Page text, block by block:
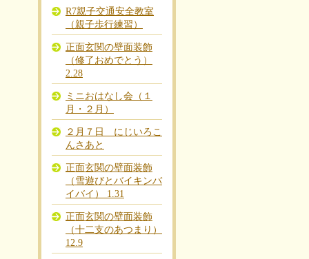
R7親子交通安全教室
（親子歩行練習）
正面玄関の壁面装飾
（修了おめでとう）
2.28
ミニおはなし会（１
月・２月）
２月７日 にじいろこ
んさあと
正面玄関の壁面装飾
（雪遊びとバイキンバ
イバイ） 1.31
正面玄関の壁面装飾
（十二支のあつまり）
12.9